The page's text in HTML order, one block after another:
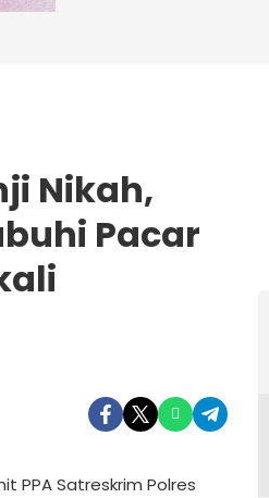
Nikah,
Pacar
PPA Satreskrim Polres